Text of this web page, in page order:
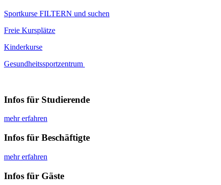
Sportkurse FILTERN und suchen
Freie Kursplätze
Kinderkurse
Gesundheitssportzentrum
Infos für Studierende
mehr erfahren
Infos für Beschäftigte
mehr erfahren
Infos für Gäste